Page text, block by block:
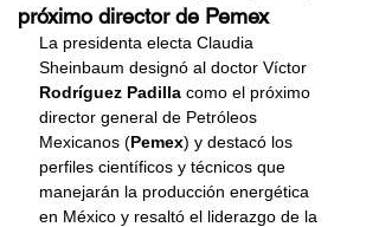
próximo director de Pemex
La presidenta electa Claudia
Sheinbaum designó al doctor Víctor
Rodríguez Padilla como el próximo
director general de Petróleos
Mexicanos (Pemex) y destacó los
perfiles científicos y técnicos que
manejarán la producción energética
en México y resaltó el liderazgo de la